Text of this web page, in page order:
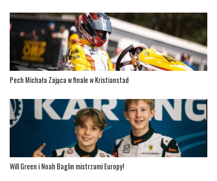
Pech Michała Zająca w finale w Kristianstad
Will Green i Noah Baglin mistrzami Europy!